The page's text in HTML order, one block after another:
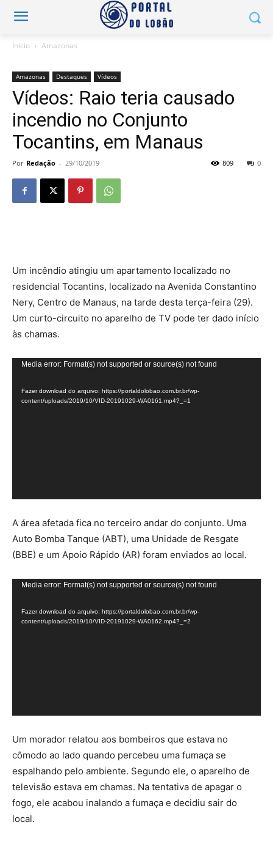
Início Amazonas
Amazonas Destaques Vídeos
Vídeos: Raio teria causado
incendio no Conjunto
Tocantins, em Manaus
Por Redação - 29/10/2019 0
809
Um incêndio atingiu um apartamento localizado no
residencial Tocantins, localizado na Avenida Constantino
Nery, Centro de Manaus, na tarde desta terça-feira (29).
Um curto-circuito no aparelho de TV pode ter dado início
às chamas.
Tocador
vídeo
Media error: Format(s) not supported or source(s) not found
Fazer download do arquivo: https://portaldolobao.com.br.br/wp-
content/uploads/2019/10/VID-20191029-WA0161.mp4?_=1
A área afetada fica no terceiro andar do conjunto. Uma
Auto Bomba Tanque (ABT), uma Unidade de Resgate
(BBE) e um Apoio Rápido (AR) foram enviados ao local.
Tocador
vídeo
Media error: Format(s) not supported or source(s) not found
Fazer download do arquivo: https://portaldolobao.com.br.br/wp-
content/uploads/2019/10/VID-20191029-WA0162.mp4?_=2
Um morador relatou aos bombeiros que estava no
cômodo ao lado quando percebeu uma fumaça se
espalhando pelo ambiente. Segundo ele, o aparelho de
televisão estava em chamas. Na tentativa de apagar o
fogo, ele acabou inalando a fumaça e decidiu sair do
local.